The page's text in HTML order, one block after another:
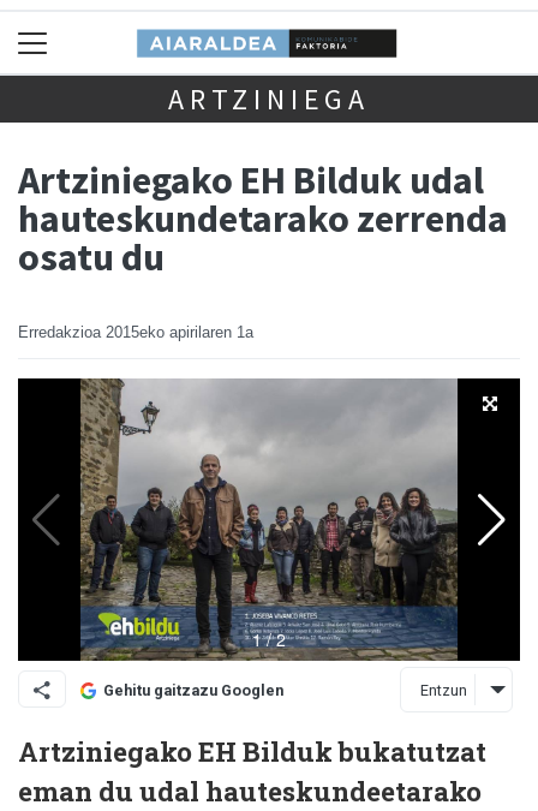
ARTZINIEGA
Artziniegako EH Bilduk udal
hauteskundetarako zerrenda
osatu du
Erredakzioa 2015eko apirilaren 1a
Gehitu gaitzazu Googlen Entzun
Artziniegako EH Bilduk bukatutzat
eman du udal hauteskundeetarako